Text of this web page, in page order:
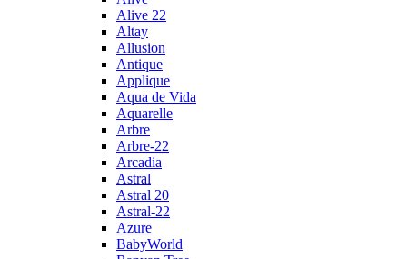
Alive 22
Altay
Allusion
Antique
Applique
Aqua de Vida
Aquarelle
Arbre
Arbre-22
Arcadia
Astral
Astral 20
Astral-22
Azure
BabyWorld